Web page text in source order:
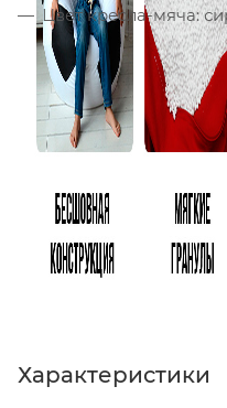
Цвет кресла-мяча:
Характеристики